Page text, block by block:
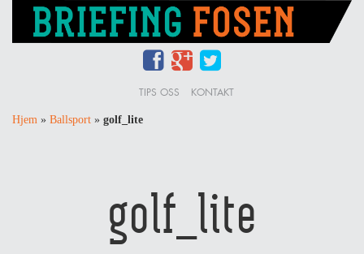
TIPS OSS KONTAKT
Hjem » Ballsport » golf_lite
golf_lite